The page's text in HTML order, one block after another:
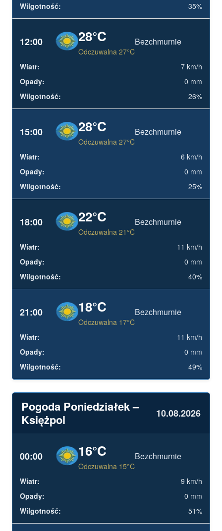
35%
12:00 28°C
Odczuwalna 27°C
Bezchmurnie
7 km/h
0 mm
26%
15:00 28°C
Odczuwalna 27°C
Bezchmurnie
6 km/h
0 mm
25%
18:00 22°C
Odczuwalna 21°C
Bezchmurnie
11 km/h
0 mm
40%
21:00 18°C
Odczuwalna 17°C
Bezchmurnie
11 km/h
0 mm
49%
Pogoda Poniedziałek –
Księżpol
10.08.2026
00:00 16°C
Odczuwalna 15°C
Bezchmurnie
9 km/h
0 mm
51%